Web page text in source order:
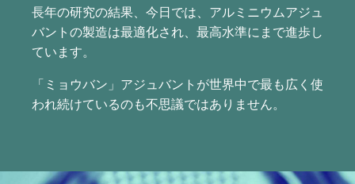
長年の研究の結果、今日では、アルミニウムアジュ
バントの製造は最適化され、最高水準にまで進歩し
ています。
「ミョウバン」アジュバントが世界中で最も広く使
われ続けているのも不思議ではありません。